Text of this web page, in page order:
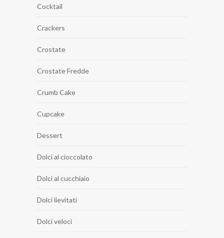
Cocktail
Crackers
Crostate
Crostate Fredde
Crumb Cake
Cupcake
Dessert
Dolci al cioccolato
Dolci al cucchiaio
Dolci lievitati
Dolci veloci